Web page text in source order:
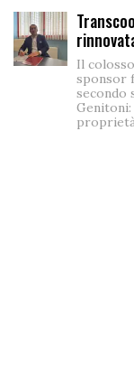
Il
sponsor
secondo
Genitoni: